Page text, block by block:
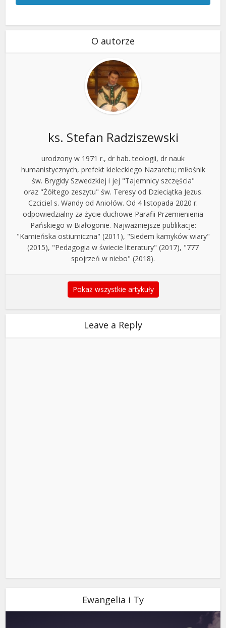
O autorze
ks. Stefan Radziszewski
urodzony w 1971 r., dr hab. teologii, dr nauk
humanistycznych, prefekt kieleckiego Nazaretu; miłośnik
św. Brygidy Szwedzkiej i jej "Tajemnicy szczęścia"
oraz "Żółtego zeszytu" św. Teresy od Dzieciątka Jezus.
Czciciel s. Wandy od Aniołów. Od 4 listopada 2020 r.
odpowiedzialny za życie duchowe Parafii Przemienienia
Pańskiego w Białogonie. Najważniejsze publikacje:
"Kamieńska ostiumiczna" (2011), "Siedem kamyków wiary"
(2015), "Pedagogia w świecie literatury" (2017), "777
spojrzeń w niebo" (2018).
Pokaż wszystkie artykuły
Leave a Reply
Ewangelia i Ty